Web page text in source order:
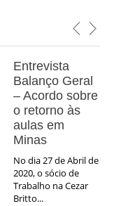
Entrevista
Balanço Geral
– Acordo sobre
o retorno às
aulas em
Minas
No dia 27 de Abril de
2020, o sócio de
Trabalho na Cezar
Britto...